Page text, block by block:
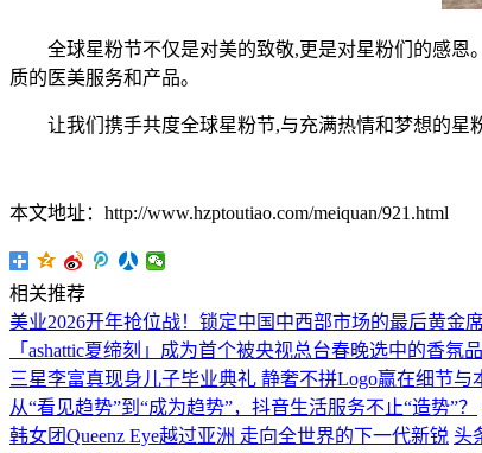
全球星粉节不仅是对美的致敬,更是对星粉们的感恩
质的医美服务和产品。
让我们携手共度全球星粉节,与充满热情和梦想的
本文地址：http://www.hzptoutiao.com/meiquan/921.html
相关推荐
美业2026开年抢位战！锁定中国中西部市场的最后黄金
「ashattic夏缔刻」成为首个被央视总台春晚选中的香氛
三星李富真现身儿子毕业典礼 静奢不拼Logo赢在细节与
从“看见趋势”到“成为趋势”，抖音生活服务不止“造势”？
韩女团Queenz Eye越过亚洲 走向全世界的下一代新锐 头